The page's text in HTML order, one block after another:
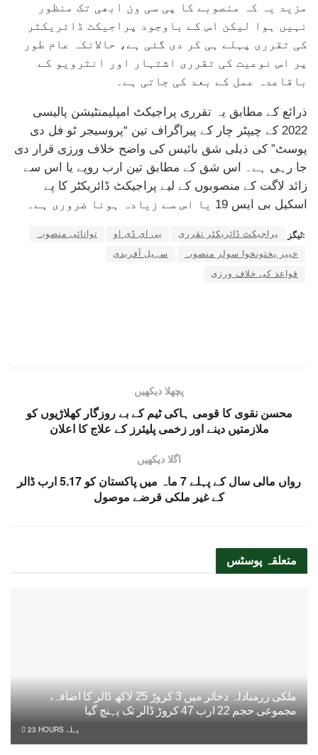
مزید یہ کہ منصوبے کا پی سی ون ابھی تک منظور
نہیں ہوا لیکن اس کے باوجود پراجیکٹ ڈائریکٹر
کی تقرری پہلے ہی کر دی گئی ہے، حالانکہ عام طور
پر اس نوعیت کی تقرری اشتہار اور انٹرویو کے
باقاعدہ عمل کے بعد کی جاتی ہے۔
ذرائع کے مطابق یہ تقرری پراجیکٹ امپلیمنٹیشن پالیسی
2022 کے چیپٹر چار کے پیراگراف تین “پروسیجر ٹو فل دی
پوسٹ” کی ذیلی شق بائیس کی واضح خلاف ورزی قرار دی
جا رہی ہے۔ اس شق کے مطابق تین ارب روپے یا اس سے
زائد لاگت کے منصوبوں کے لیے پراجیکٹ ڈائریکٹر کا پے
اسکیل بی ایس 19 یا اس سے زیادہ ہونا ضروری ہے۔
ٹیگز: پراجیکٹ ڈائریکٹر تقرری پی ای ڈی او
توانائی منصوبہ
خیبر پختونخوا سولر منصوبہ
سہیل آفریدی
قواعد کی خلاف ورزی
پچھلا دیکھیں
محسن نقوی کا قومی ہاکی ٹیم کے بے روزگار کھلاڑیوں کو
ملازمتیں دینے اور زخمی پلیئرز کے علاج کا اعلان
اگلا دیکھیں
رواں مالی سال کے پہلے 7 ماہ میں پاکستان کو 5.17 ارب ڈالر
کے غیر ملکی قرضے موصول
متعلقہ پوسٹس
ملکی زرمبادلہ ذخائر میں 3 کروڑ 25 لاکھ ڈالر کا اضافہ،
مجموعی حجم 22 ارب 47 کروڑ ڈالر تک پہنچ گیا
23 HOURS پہلے